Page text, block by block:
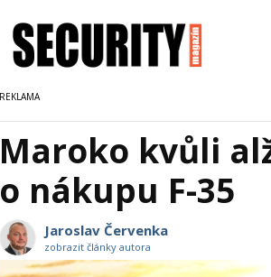
Maroko kvůli
o nákupu F-35
Jaroslav Červenka
zobrazit články autora